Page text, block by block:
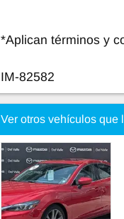
*Aplican términos y
IM-82582
Ver otros vehículos que